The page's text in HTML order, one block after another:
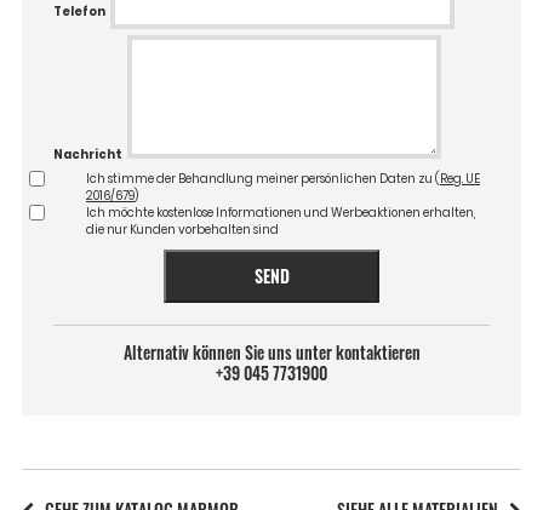
Telefon
Nachricht
Ich stimme der Behandlung meiner persönlichen Daten zu ( Reg. UE
2016/679)
Ich möchte kostenlose Informationen und Werbeaktionen erhalten,
die nur Kunden vorbehalten sind
SEND
Alternativ können Sie uns unter kontaktieren
+39 045 7731900